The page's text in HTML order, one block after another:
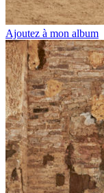
Ajoutez à mon album